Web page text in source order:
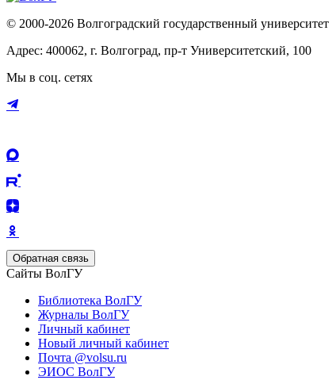
© 2000-2026 Волгоградский государственный университет
Адрес: 400062, г. Волгоград, пр-т Университетский, 100
Мы в соц. сетях
Обратная связь
Сайты ВолГУ
Библиотека ВолГУ
Журналы ВолГУ
Личный кабинет
Новый личный кабинет
Почта @volsu.ru
ЭИОС ВолГУ